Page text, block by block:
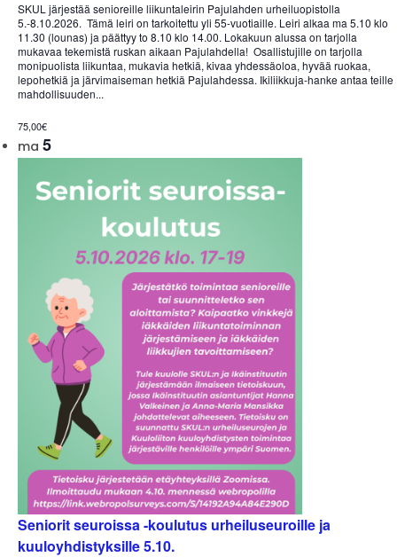
SKUL järjestää senioreille liikuntaleirin Pajulahden urheiluopistolla
5.-8.10.2026. Tämä leiri on tarkoitettu yli 55-vuotiaille. Leiri alkaa ma 5.10 klo
11.30 (lounas) ja päättyy to 8.10 klo 14.00. Lokakuun alussa on tarjolla
mukavaa tekemistä ruskan aikaan Pajulahdella! Osallistujille on tarjolla
monipuolista liikuntaa, mukavia hetkiä, kivaa yhdessäoloa, hyvää ruokaa,
lepohetkiä ja järvimaiseman hetkiä Pajulahdessa. Ikiliikkuja-hanke antaa teille
mahdollisuuden...
75,00€
ma 5
Seniorit seuroissa -koulutus urheiluseuroille ja
kuuloyhdistyksille 5.10.